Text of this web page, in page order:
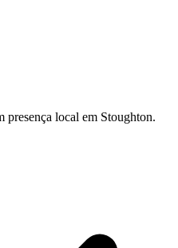
presença local em Stoughton.